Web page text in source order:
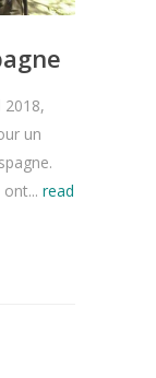
2018,
un
read